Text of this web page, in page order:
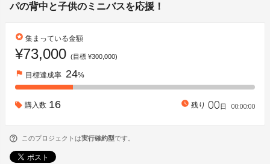
パの背中と子供のミニバスを応援！
stars 集まっている金額
¥73,000 (目標 ¥300,000)
flag 目標達成率 24%
購入数 16 watch_later 残り 00日 00:00:00
このプロジェクトは実行確約型です。